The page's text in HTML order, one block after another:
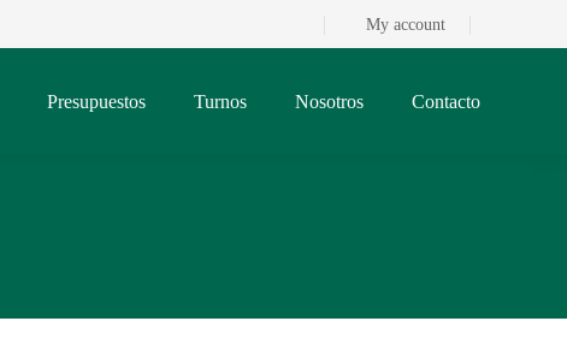
My account
Presupuestos Turnos Nosotros Contacto